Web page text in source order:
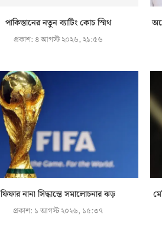
পাকিস্তানের নতুন ব্যাটিং কোচ স্মিথ
প্রকাশ: ৪ আগস্ট ২০২৬, ২১:৫৬
ফিফার নানা সিদ্ধান্তে সমালোচনার ঝড়
প্রকাশ: ১ আগস্ট ২০২৬, ১৫:৩৭